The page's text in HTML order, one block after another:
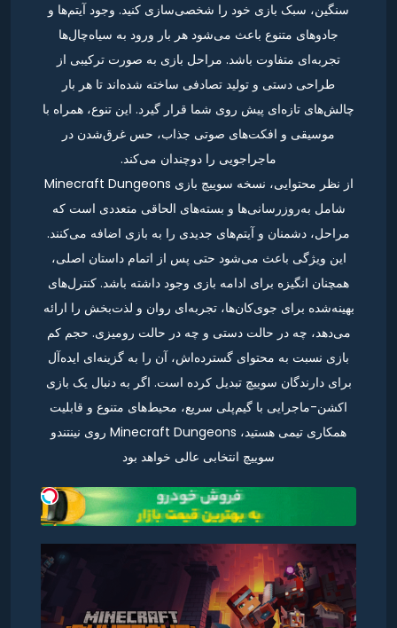
سنگین، سبک بازی خود را شخصی‌سازی کنید. وجود آیتم‌ها و
جادوهای متنوع باعث می‌شود هر بار ورود به سیاه‌چال‌ها
تجربه‌ای متفاوت باشد. مراحل بازی به صورت ترکیبی از
طراحی دستی و تولید تصادفی ساخته شده‌اند تا هر بار
چالش‌های تازه‌ای پیش روی شما قرار گیرد. این تنوع، همراه با
موسیقی و افکت‌های صوتی جذاب، حس غرق‌شدن در
ماجراجویی را دوچندان می‌کند.
از نظر محتوایی، نسخه سوییچ بازی Minecraft Dungeons
شامل به‌روزرسانی‌ها و بسته‌های الحاقی متعددی است که
مراحل، دشمنان و آیتم‌های جدیدی را به بازی اضافه می‌کنند.
این ویژگی باعث می‌شود حتی پس از اتمام داستان اصلی،
همچنان انگیزه برای ادامه بازی وجود داشته باشد. کنترل‌های
بهینه‌شده برای جوی‌کان‌ها، تجربه‌ای روان و لذت‌بخش را ارائه
می‌دهد، چه در حالت دستی و چه در حالت رومیزی. حجم کم
بازی نسبت به محتوای گسترده‌اش، آن را به گزینه‌ای ایده‌آل
برای دارندگان سوییچ تبدیل کرده است. اگر به دنبال یک بازی
اکشن-ماجرایی با گیم‌پلی سریع، محیط‌های متنوع و قابلیت
همکاری تیمی هستید، Minecraft Dungeons روی نینتندو
سوییچ انتخابی عالی خواهد بود